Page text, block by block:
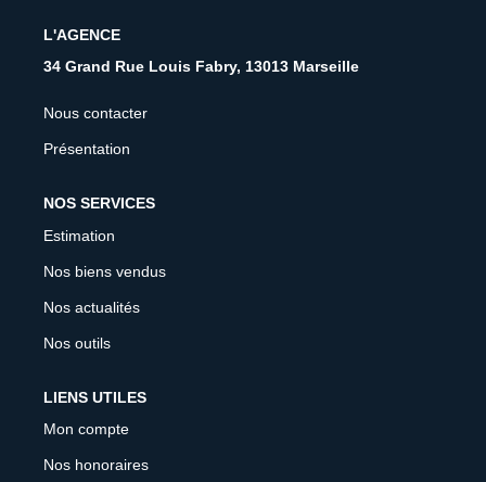
L'AGENCE
34 Grand Rue Louis Fabry, 13013 Marseille
Nous contacter
Présentation
NOS SERVICES
Estimation
Nos biens vendus
Nos actualités
Nos outils
LIENS UTILES
Mon compte
Nos honoraires